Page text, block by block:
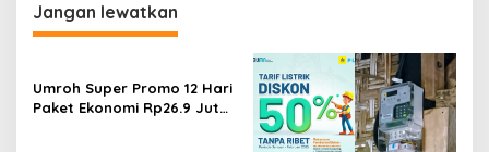
Jangan lewatkan
Umroh Super Promo 12 Hari
Paket Ekonomi Rp26.9 Juta